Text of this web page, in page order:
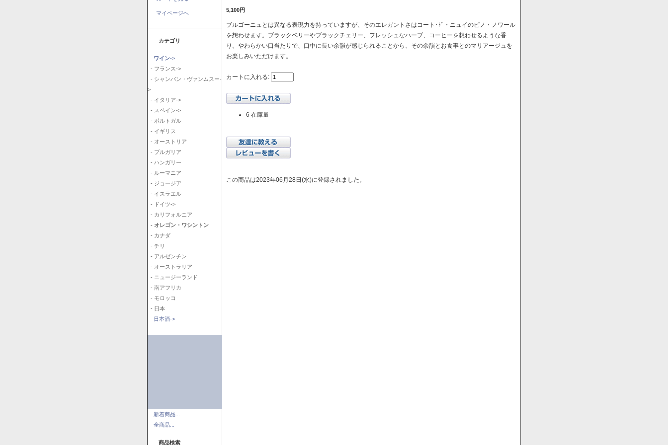
マイページへ
カテゴリ
ワイン->
- フランス->
- シャンパン・ヴァンムスー-
>
- イタリア->
- スペイン->
- ポルトガル
- イギリス
- オーストリア
- ブルガリア
- ハンガリー
- ルーマニア
- ジョージア
- イスラエル
- ドイツ->
- カリフォルニア
- オレゴン・ワシントン
- カナダ
- チリ
- アルゼンチン
- オーストラリア
- ニュージーランド
- 南アフリカ
- モロッコ
- 日本
日本酒->
新着商品...
全商品...
商品検索
5,100円
ブルゴーニュとは異なる表現力を持っていますが、そのエレガントさはコート･ﾄﾞ・ニュイのピノ・ノワール
を想わせます。ブラックベリーやブラックチェリー、フレッシュなハーブ、コーヒーを想わせるような香
り。やわらかい口当たりで、口中に長い余韻が感じられることから、その余韻とお食事とのマリアージュを
お楽しみいただけます。
カートに入れる:
6 在庫量
この商品は2023年06月28日(水)に登録されました。